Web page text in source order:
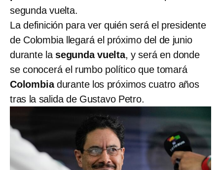
segunda vuelta.
La definición para ver quién será el presidente
de Colombia llegará el próximo del de junio
durante la segunda vuelta, y será en donde
se conocerá el rumbo político que tomará
Colombiadurante los próximos cuatro años
tras la salida de Gustavo Petro.